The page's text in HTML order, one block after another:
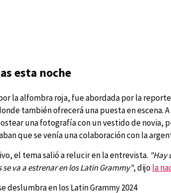
esta noche
la alfombra roja, fue abordada por la
también ofrecerá una puesta en escena.
una fotografía con un vestido de novia,
que se venía una colaboración con la
el tema salió a relucir en la entrevista. "Hay
se va a estrenar en los Latin Grammy", dijola